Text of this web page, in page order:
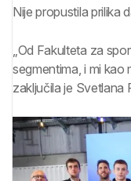
Nije propustila prilika
„Od Fakulteta za
segmentima, i mi kao
zaključila je Svetlana